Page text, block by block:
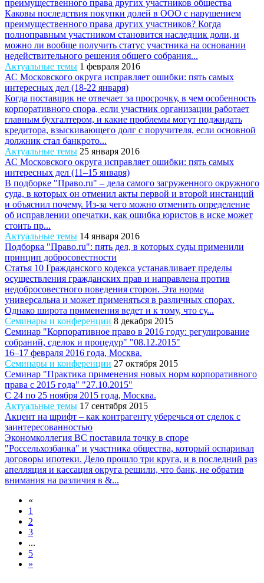
преимущественного права других участников общества
Каковы последствия покупки долей в ООО с нарушением
преимущественного права других участников? Когда
полноправным участником становится наследник доли, и
можно ли вообще получить статус участника на основании
недействительного решения общего собрания...
Актуальные темы 1 февраля 2016
АС Московского округа исправляет ошибки: пять самых
интересных дел (18-22 января)
Когда поставщик не отвечает за просрочку, в чем особенность
корпоративного спора, если участник организации работает
главным бухгалтером, и какие проблемы могут поджидать
кредитора, взыскивающего долг с поручителя, если основной
должник стал банкрото...
Актуальные темы 25 января 2016
АС Московского округа исправляет ошибки: пять самых
интересных дел (11–15 января)
В подборке "Право.ru" – дела самого загруженного окружного
суда, в которых он отменил акты первой и второй инстанций
и объяснил почему. Из-за чего можно отменить определение
об исправлении опечатки, как ошибка юристов в иске может
стоить пр...
Актуальные темы 14 января 2016
Подборка "Право.ru": пять дел, в которых суды применили
принцип добросовестности
Статья 10 Гражданского кодекса устанавливает пределы
осуществления гражданских прав и направлена против
недобросовестного поведения сторон. Эта норма
универсальна и может применяться в различных спорах.
Однако широта применения ведет и к тому, что су...
Семинары и конференции 8 декабря 2015
Семинар "Корпоративное право в 2016 году: регулирование
собраний, сделок и процедур" "08.12.2015"
16–17 февраля 2016 года, Москва.
Семинары и конференции 27 октября 2015
Семинар "Практика применения новых норм корпоративного
права с 2015 года" "27.10.2015"
С 24 по 25 ноября 2015 года, Москва.
Актуальные темы 17 сентября 2015
Акцент на шрифт – как контрагенту уберечься от сделок с
заинтересованностью
Экономколлегия ВС поставила точку в споре
"Россельхозбанка" и участника общества, который оспаривал
договоры ипотеки. Дело прошло три круга, и в последний раз
апелляция и кассация округа решили, что банк, не обратив
внимания на различия в &...
«
1
2
3
...
5
»